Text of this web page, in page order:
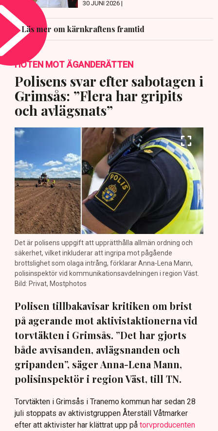
30 JUNI 2026 |
Läs mer om kärnkraftens framtid
HOTEN MOT ÄGANDERÄTTEN
Polisens svar efter sabotagen i
Grimsås: ”Flera har gripits
och avlägsnats”
Det är polisens uppgift att upprätthålla allmän ordning och
säkerhet, vilket inkluderar att ingripa mot pågående
brottslighet som olaga intrång, förklarar Anna-Lena Mann,
polisinspektör vid kommunikationsavdelningen i region Väst.
Bild: Privat, Mostphotos
Polisen tillbakavisar kritiken om brist
på agerande mot aktivistaktionerna vid
torvtäkten i Grimsås. ”Det har gjorts
både avvisanden, avlägsnanden och
gripanden”, säger Anna-Lena Mann,
polisinspektör i region Väst, till TN.
Torvtäkten i Grimsås i Tranemo kommun har sedan 28
juli stoppats av aktivistgruppen Återställ Våtmarker
efter att aktivister har klättrat upp på torvproducenten